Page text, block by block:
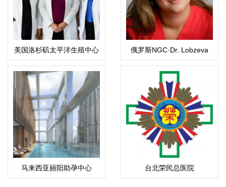
美国洛杉矶太平洋生殖中心
（PFC）
俄罗斯NGC·Dr. Lobzeva
Diana医生·戴安娜医生
马来西亚丽阳助孕中心 台北荣民总医院